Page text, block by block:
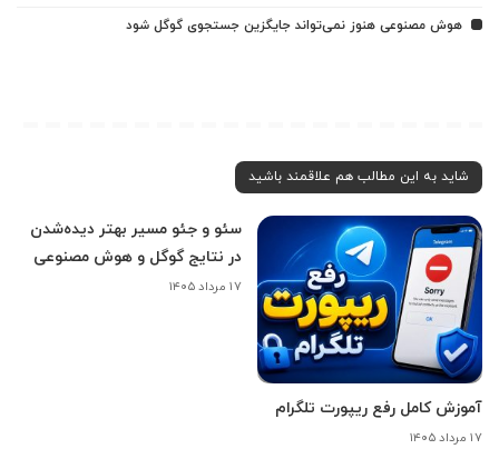
هوش مصنوعی هنوز نمی‌تواند جایگزین جستجوی گوگل شود
شاید به این مطالب هم علاقمند باشید
آموزش کامل رفع ریپورت تلگرام
۱۷ مرداد ۱۴۰۵
سئو و جئو مسیر بهتر دیده‌شدن
در نتایج گوگل و هوش مصنوعی
۱۷ مرداد ۱۴۰۵